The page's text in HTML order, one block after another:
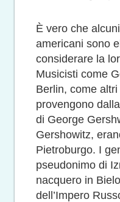
È vero che
americani sono
considerare la
Musicisti come
Berlin, come
provengono
di George
Gershowitz,
Pietroburgo. I
pseudonimo di
nacquero in
dell’Impero